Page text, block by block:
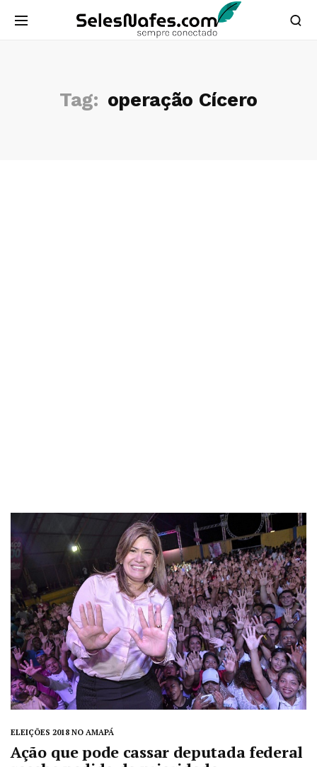
Tag: operação Cícero
ELEIÇÕES 2018 NO AMAPÁ
Ação que pode cassar deputada federal